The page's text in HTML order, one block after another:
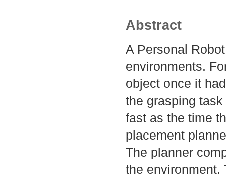
Abstract
A Personal
environments.
object once it
the grasping
fast as the time
placement
The planner
the environment.